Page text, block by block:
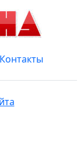
Контакты